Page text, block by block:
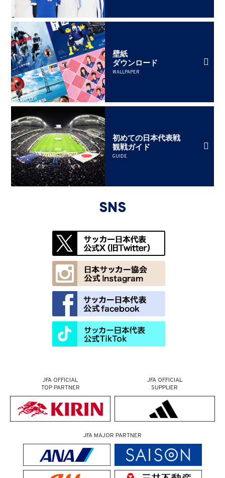
壁紙
ダウンロード
WALLPAPER
初めての日本代表戦
観戦ガイド
GUIDE
SNS
JFA OFFICIAL
TOP PARTNER
JFA OFFICIAL
SUPPLIER
JFA MAJOR PARTNER